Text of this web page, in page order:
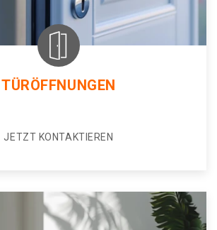
TÜRÖFFNUNGEN
JETZT KONTAKTIEREN